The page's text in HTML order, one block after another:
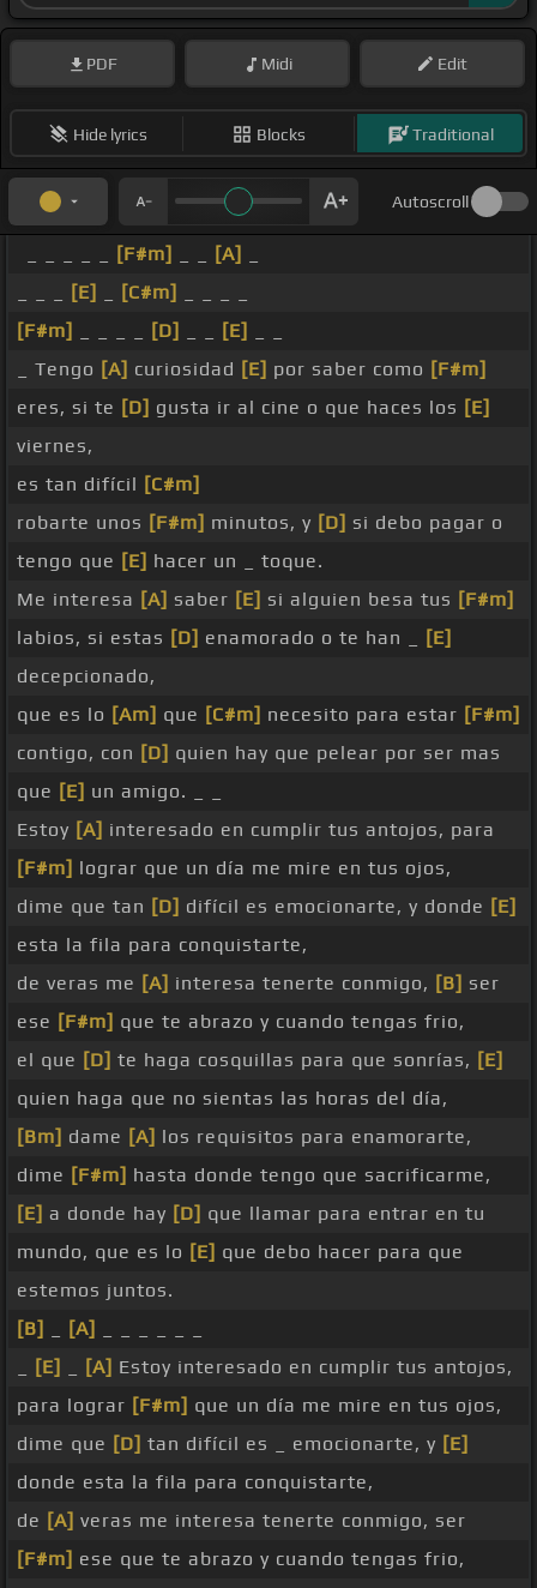
PDF Midi Edit
Hide lyrics Blocks Traditional
Autoscroll
[F#m] [A]
[E] [C#m]
[F#m]
[D] [E]
_ Tengo [A] curiosidad [E] por saber como [F#m]
eres, si te [D] gusta ir al cine o que haces los [E]
viernes,
es tan difícil [C#m]
robarte unos [F#m] minutos, y [D] si debo pagar o
tengo que [E] hacer un _ toque.
Me interesa [A] saber [E] si alguien besa tus [F#m]
labios, si estas [D] enamorado o te han _
[E]
decepcionado,
que es lo [Am] que [C#m] necesito para estar [F#m]
contigo, con [D] quien hay que pelear por ser mas
que [E] un amigo. _ _
Estoy [A] interesado en cumplir tus antojos, para
[F#m] lograr que un día me mire en tus ojos,
dime que tan [D] difícil es emocionarte, y donde [E]
esta la fila para conquistarte,
de veras me [A] interesa tenerte conmigo, [B] ser
ese [F#m] que te abrazo y cuando tengas frio,
el que [D] te haga cosquillas para que sonrías, [E]
quien haga que no sientas las horas del día,
[Bm] dame [A] los requisitos para enamorarte,
dime [F#m] hasta donde tengo que sacrificarme,
[E] a donde hay [D] que llamar para entrar en tu
mundo, que es lo [E] que debo hacer para que
estemos juntos.
[B]
[A]
[E] [A] Estoy interesado en cumplir tus antojos,
para lograr [F#m] que un día me mire en tus ojos,
dime que [D] tan difícil es _ emocionarte, y [E]
donde esta la fila para conquistarte,
de [A] veras me interesa tenerte conmigo, ser
[F#m] ese que te abrazo y cuando tengas frio,